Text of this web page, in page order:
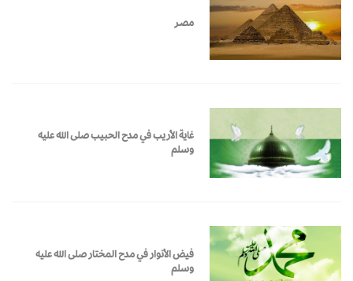
مصـر
غاية الأريب في مدح الحبيب صلى الله عليه
وسلم
فيض الأنوار في مدح المختار صلى الله عليه
وسلم